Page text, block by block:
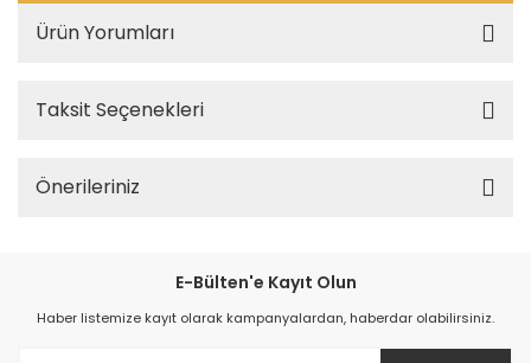
Ürün Yorumları
Taksit Seçenekleri
Önerileriniz
E-Bülten'e Kayıt Olun
Haber listemize kayıt olarak kampanyalardan, haberdar olabilirsiniz.